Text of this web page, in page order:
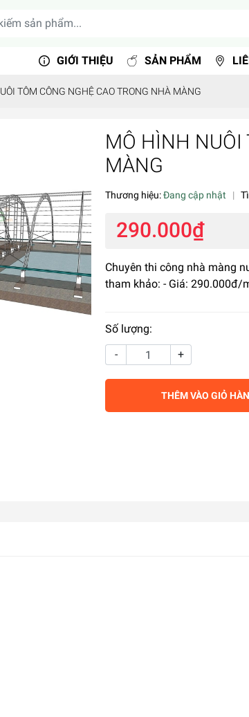
GIỚI THIỆU SẢN PHẨM
TÔM CÔNG NGHỆ CAO TRONG NHÀ MÀNG
MÔ HÌNH NUÔI
MÀNG
Thương hiệu:Đang cập nhật |
290.000₫
Chuyên thi công nhà màng
tham khảo: - Giá: 290.000đ/
Số lượng:
-
+
THÊM VÀO GIỎ